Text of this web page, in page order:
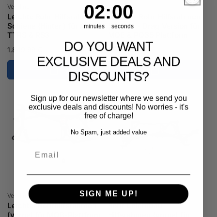
Anbieter:
Verkline
Leichte Rohr-Hilfsrahmen-
Schiene (Hinten) für Audi
TTRS & RS3
Normaler
Preis
1.849,99 €
Anbieter:
Verkline
Leichter Rohr-Hilfsrahmen
(hinten) - Drag Version für
Normaler
Preis
1.539,99 €
Anbieter:
Verkline
Leichter Rohrhilfsrahmen
(vorne) für MQB-Plattform
Anbieter:
Verkline
Rohr-Leichtbau-
Countdown ends in:
2
02
minutes
: 0
00
seconds
DO YOU WANT
EXCLUSIVE DEALS AND
DISCOUNTS?
Sign up for our newsletter where we send you
exclusive deals and discounts! No worries - it's
free of charge!
No Spam, just added value
SIGN ME UP!